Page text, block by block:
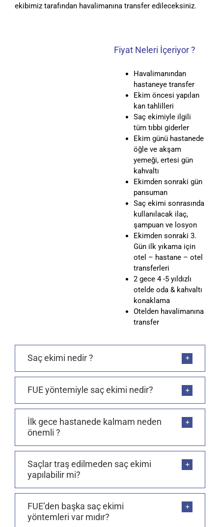
ekibimiz tarafından havalimanına transfer edileceksiniz.
Fiyat Neleri İçeriyor ?
Havalimanından
hastaneye transfer
Ekim öncesi yapılan
kan tahlilleri
Saç ekimiyle ilgili
tüm tıbbi giderler
Ekim günü hastanede
öğle ve akşam
yemeği, ertesi gün
kahvaltı
Ekimden sonraki gün
pansuman
Saç ekimi sonrasında
kullanılacak ilaç,
şampuan ve losyon
Ekimden sonraki 3.
Gün ilk yıkama için
otel – hastane – otel
transferleri
2 gece 4 -5 yıldızlı
otelde oda & kahvaltı
konaklama
Otelden havalimanına
transfer
Saç ekimi nedir ?
FUE yöntemiyle saç ekimi nedir?
İlk gece hastanede kalmam neden
önemli ?
Saçlar traş edilmeden saç ekimi
yapılabilir mi?
FUE’den başka saç ekimi
yöntemleri var mıdır?